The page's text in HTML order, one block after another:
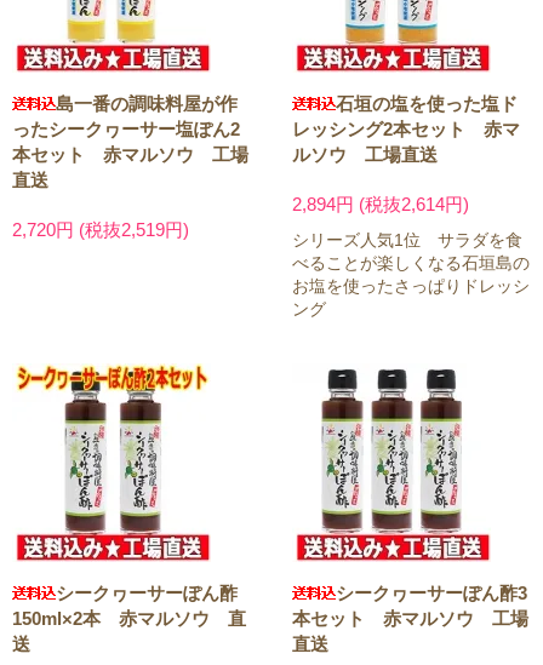
島一番の調味料屋が作
ったシークヮーサー塩ぽん2
本セット 赤マルソウ 工場
直送
2,720円 (税抜2,519円)
石垣の塩を使った塩ド
レッシング2本セット 赤マ
ルソウ 工場直送
2,894円 (税抜2,614円)
シリーズ人気1位 サラダを食
べることが楽しくなる石垣島の
お塩を使ったさっぱりドレッシ
ング
シークヮーサーぽん酢
150ml×2本 赤マルソウ 直
送
シークヮーサーぽん酢3
本セット 赤マルソウ 工場
直送